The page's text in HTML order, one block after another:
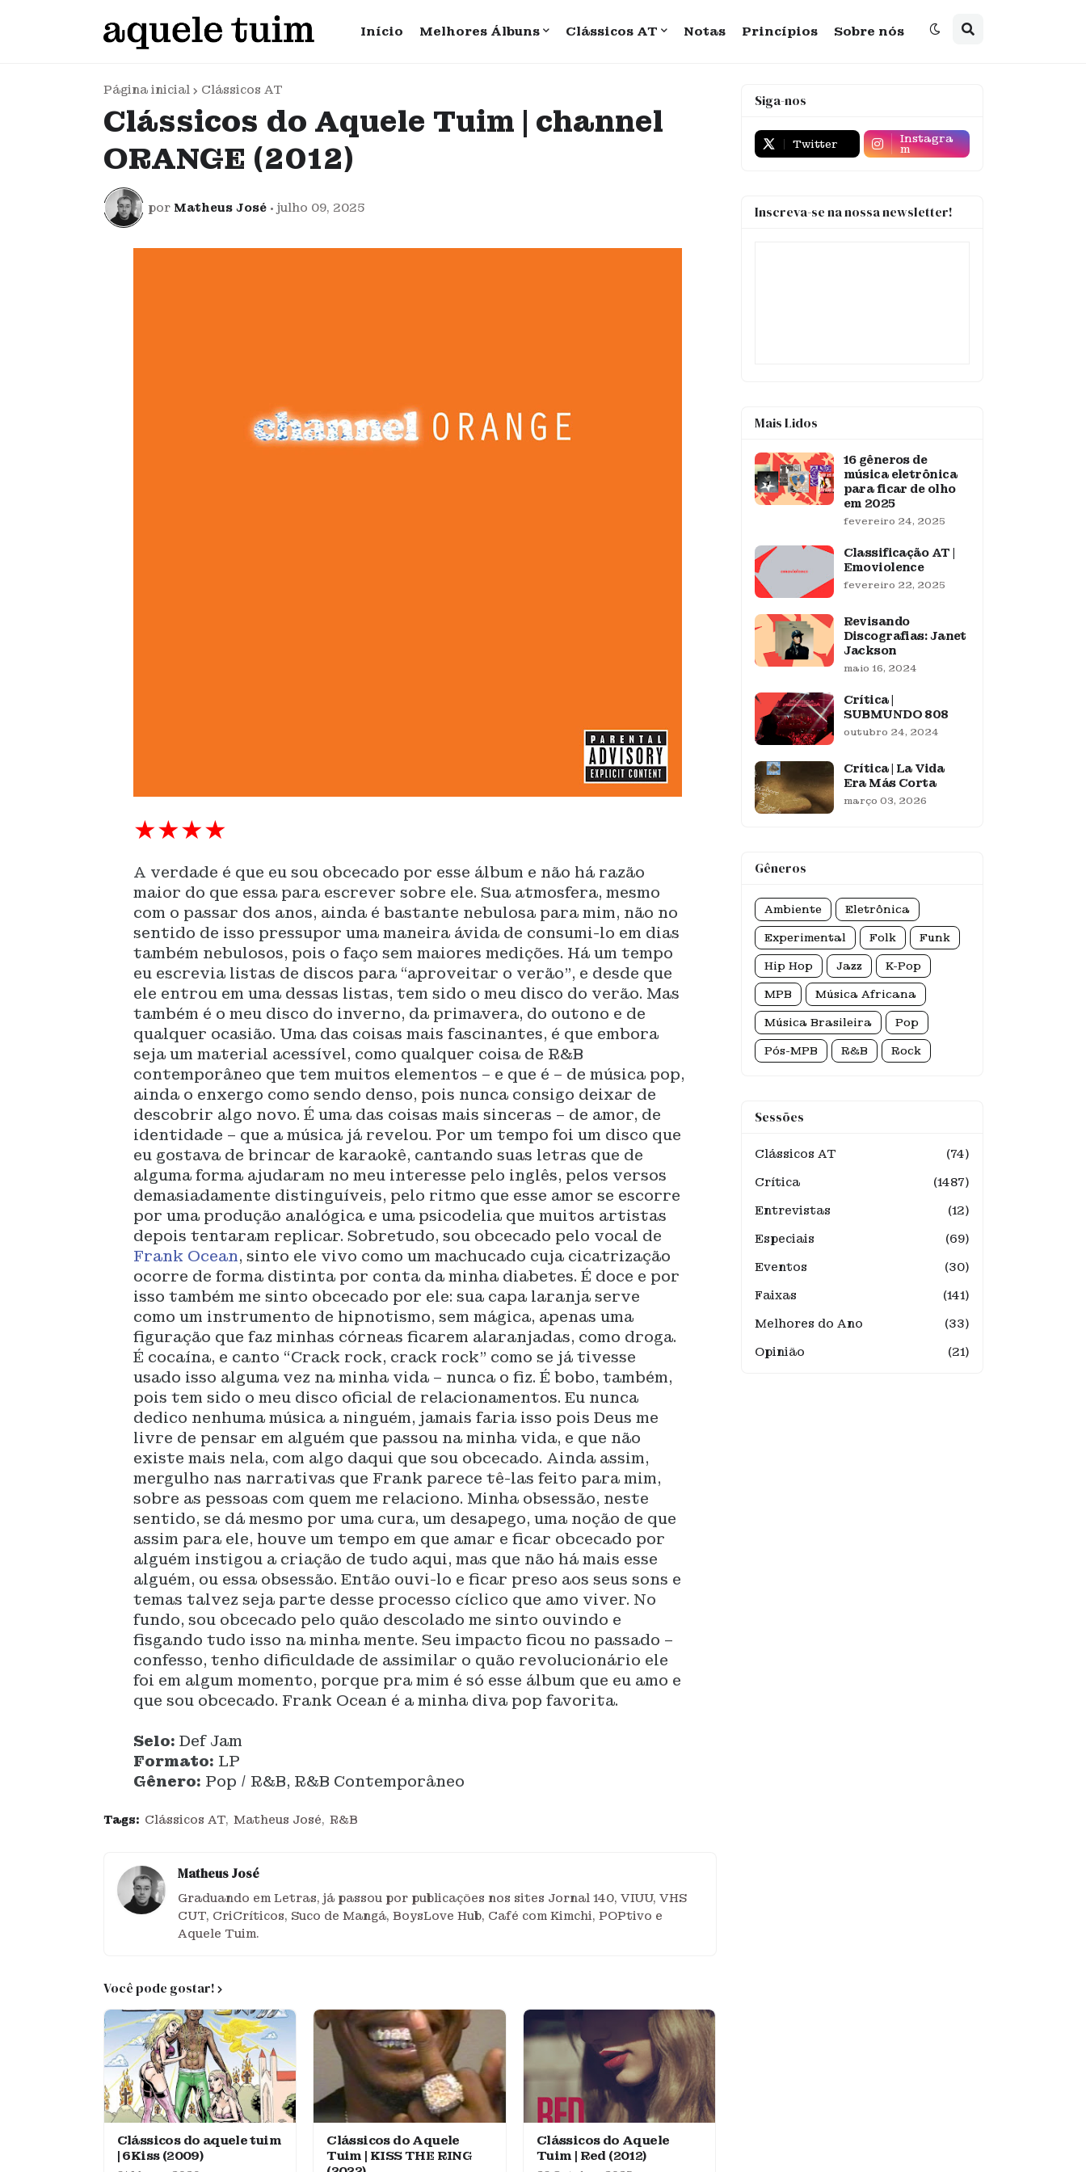
Início Melhores Álbuns Clássicos AT Notas Princípios Sobre nós
Página inicial Clássicos AT
Clássicos do Aquele Tuim | channel
ORANGE (2012)
por Matheus José • julho 09, 2025
★★★★
A verdade é que eu sou obcecado por esse álbum e não há razão
maior do que essa para escrever sobre ele. Sua atmosfera, mesmo
com o passar dos anos, ainda é bastante nebulosa para mim, não no
sentido de isso pressupor uma maneira ávida de consumi-lo em dias
também nebulosos, pois o faço sem maiores medições. Há um tempo
eu escrevia listas de discos para “aproveitar o verão”, e desde que
ele entrou em uma dessas listas, tem sido o meu disco do verão. Mas
também é o meu disco do inverno, da primavera, do outono e de
qualquer ocasião. Uma das coisas mais fascinantes, é que embora
seja um material acessível, como qualquer coisa de R&B
contemporâneo que tem muitos elementos – e que é – de música pop,
ainda o enxergo como sendo denso, pois nunca consigo deixar de
descobrir algo novo. É uma das coisas mais sinceras – de amor, de
identidade – que a música já revelou. Por um tempo foi um disco que
eu gostava de brincar de karaokê, cantando suas letras que de
alguma forma ajudaram no meu interesse pelo inglês, pelos versos
demasiadamente distinguíveis, pelo ritmo que esse amor se escorre
por uma produção analógica e uma psicodelia que muitos artistas
depois tentaram replicar. Sobretudo, sou obcecado pelo vocal de
Frank Ocean, sinto ele vivo como um machucado cuja cicatrização
ocorre de forma distinta por conta da minha diabetes. É doce e por
isso também me sinto obcecado por ele: sua capa laranja serve
como um instrumento de hipnotismo, sem mágica, apenas uma
figuração que faz minhas córneas ficarem alaranjadas, como droga.
É cocaína, e canto “Crack rock, crack rock” como se já tivesse
usado isso alguma vez na minha vida – nunca o fiz. É bobo, também,
pois tem sido o meu disco oficial de relacionamentos.Eu nunca
dedico nenhuma música a ninguém, jamais faria isso pois Deus me
livre de pensar em alguém que passou na minha vida, e que não
existe mais nela, com algo daqui que sou obcecado. Ainda assim,
mergulho nas narrativas que Frank parece tê-las feito para mim,
sobre as pessoas com quem me relaciono. Minha obsessão, neste
sentido, se dá mesmo por uma cura, um desapego, uma noção de que
assim para ele, houve um tempo em que amar e ficar obcecado por
alguém instigou a criação de tudo aqui, mas que não há mais esse
alguém, ou essa obsessão. Então ouvi-lo e ficar preso aos seus sons e
temas talvez seja parte desse processo cíclico que amo viver. No
fundo, sou obcecado pelo quão descolado me sinto ouvindo e
fisgando tudo isso na minha mente. Seu impacto ficou no passado –
confesso, tenho dificuldade de assimilar o quão revolucionário ele
foi em algum momento, porque pra mim é só esse álbum que eu amo e
que sou obcecado. Frank Ocean é a minha diva pop favorita.
Selo: Def Jam
Formato: LP
Gênero: Pop / R&B, R&B Contemporâneo
Tags: Clássicos AT Matheus José R&B
Matheus José
Graduando em Letras, já passou por publicações nos sites Jornal 140, VIUU, VHS
CUT, CriCríticos, Suco de Mangá, BoysLove Hub, Café com Kimchi, POPtivo e
Aquele Tuim.
Você pode gostar!
Clássicos do aquele tuim
| 6Kiss (2009)
Clássicos do Aquele
Tuim | KISS THE RING
Clássicos do Aquele
Tuim | Red (2012)
Siga-nos
Twitter Instagra
m
Inscreva-se na nossa newsletter!
Mais Lidos
16 gêneros de
música eletrônica
para ficar de olho
em 2025
fevereiro 24, 2025
Classificação AT |
Emoviolence
fevereiro 22, 2025
Revisando
Discografias: Janet
Jackson
maio 16, 2024
Crítica |
SUBMUNDO 808
outubro 24, 2024
Crítica | La Vida
Era Más Corta
março 03, 2026
Gêneros
Ambiente Eletrônica
Experimental Folk Funk
Hip Hop Jazz K-Pop
MPB Música Africana
Música Brasileira Pop
Pós-MPB R&B Rock
Sessões
Clássicos AT
(74)
Crítica
(1487)
Entrevistas
(12)
Especiais
(69)
Eventos
(30)
Faixas
(141)
Melhores do Ano
(33)
Opinião
(21)